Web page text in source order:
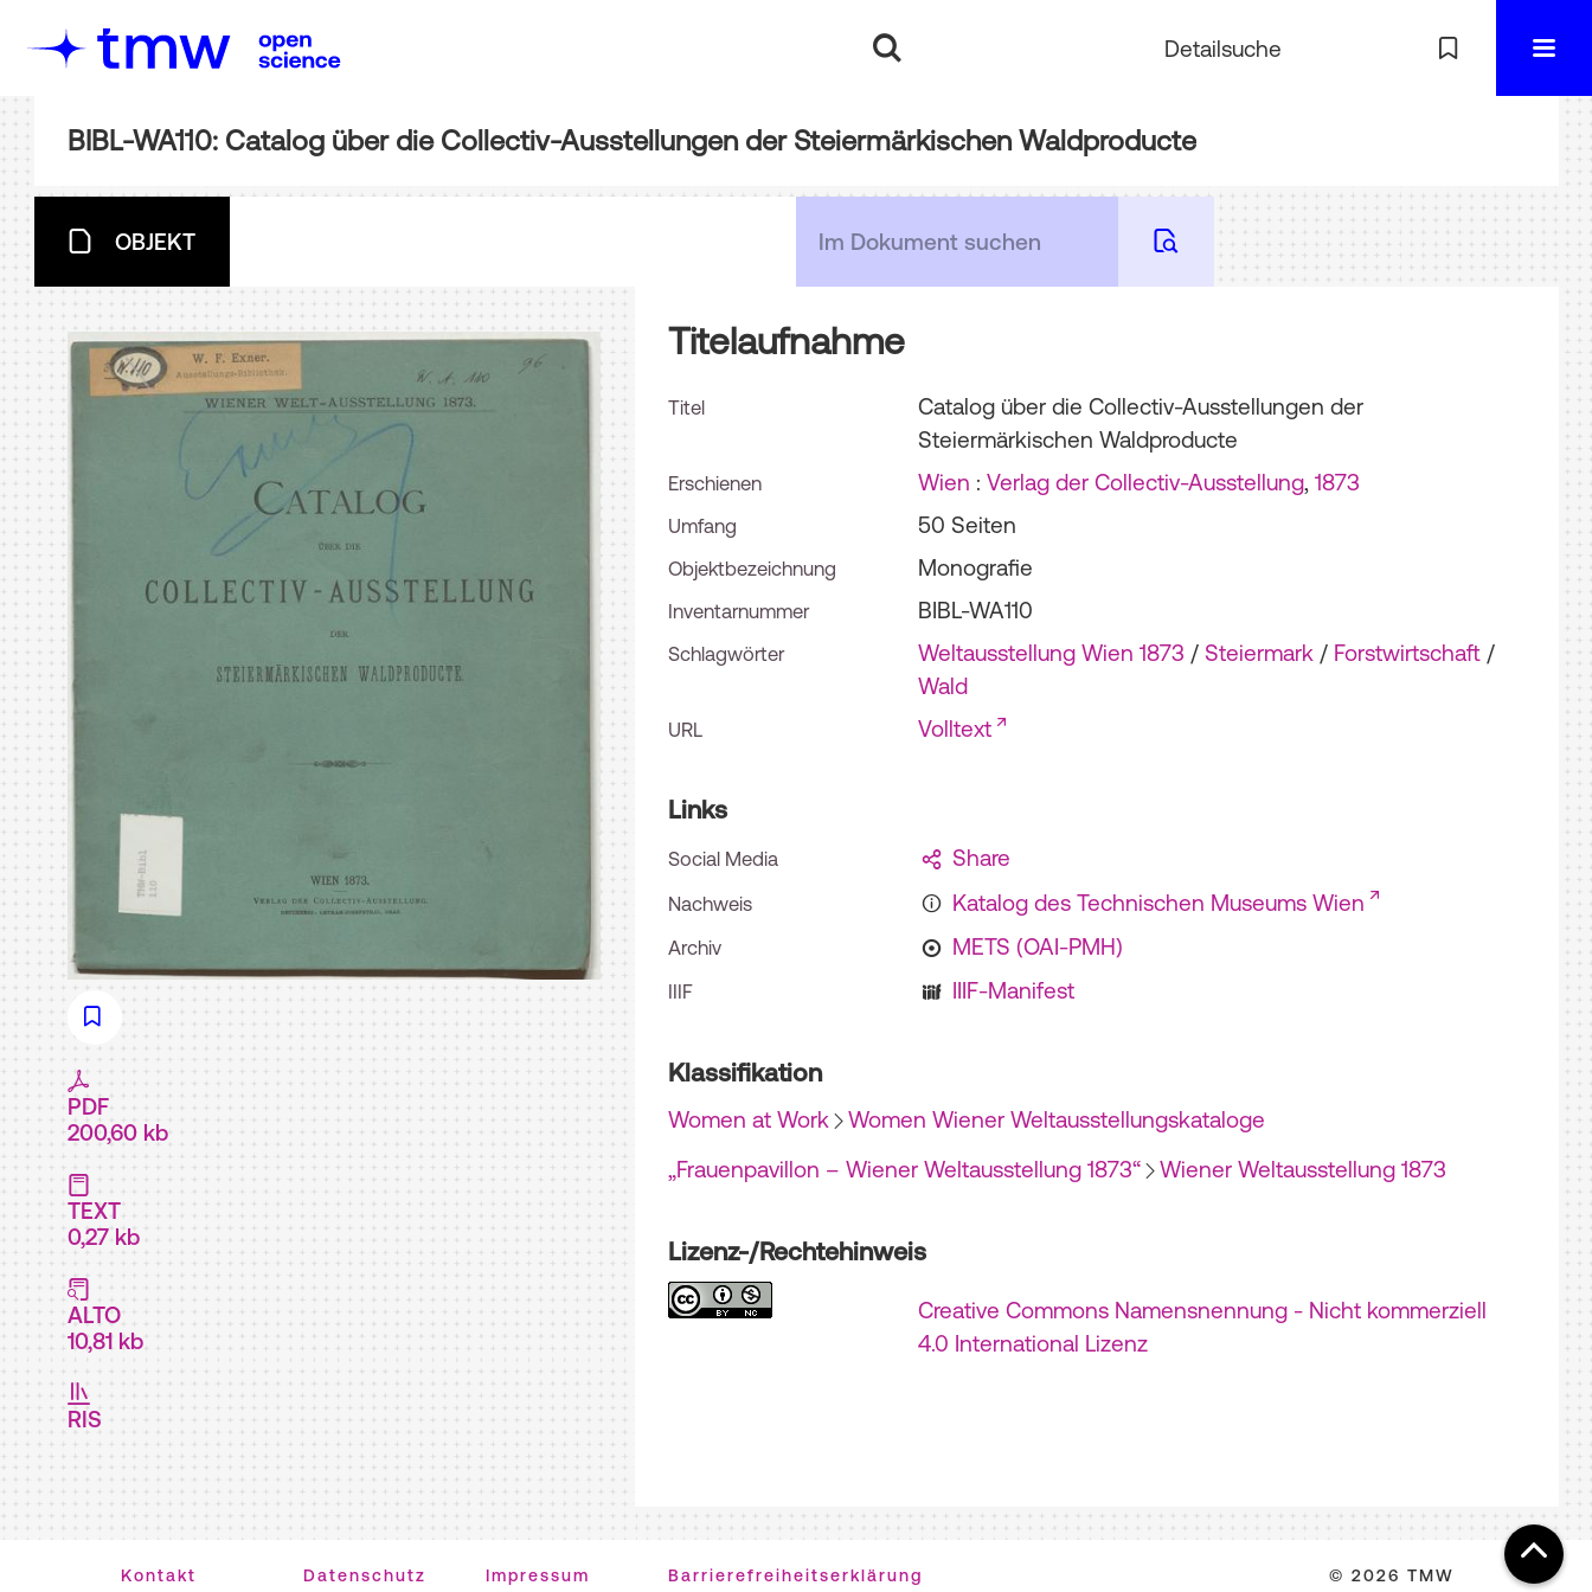
Detailsuche
BIBL-WA110: Catalog über die Collectiv-Ausstellungen der Steiermärkischen Waldproducte
OBJEKT
PDF
200,60 kb
TEXT
0,27 kb
ALTO
10,81 kb
RIS
Titelaufnahme
Titel
Catalog über die Collectiv-Ausstellungen der
Steiermärkischen Waldproducte
Erschienen Wien : Verlag der Collectiv-Ausstellung, 1873
Umfang 50 Seiten
Objektbezeichnung Monografie
Inventarnummer BIBL-WA110
Schlagwörter Weltausstellung Wien 1873 / Steiermark / Forstwirtschaft /
Wald
URL Volltext
Links
Social Media Share
Nachweis Katalog des Technischen Museums Wien
Archiv METS (OAI-PMH)
IIIF IIIF-Manifest
Klassifikation
Women at Work
Women Wiener Weltausstellungskataloge
„Frauenpavillon – Wiener Weltausstellung 1873“
Wiener Weltausstellung 1873
Lizenz-/Rechtehinweis
Creative Commons Namensnennung - Nicht kommerziell
4.0 International Lizenz
Kontakt Datenschutz Impressum Barrierefreiheitserklärung © 2026 TMW